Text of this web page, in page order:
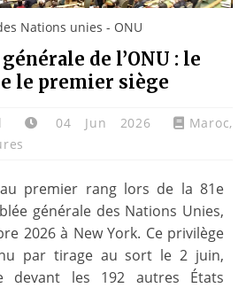
Nations unies - ONU
de l’ONU : le
le premier siège
04 Jun 2026 Maroc,
premier rang lors de la 81e
générale des Nations Unies,
2026 à New York. Ce privilège
par tirage au sort le 2 juin,
devant les 192 autres États